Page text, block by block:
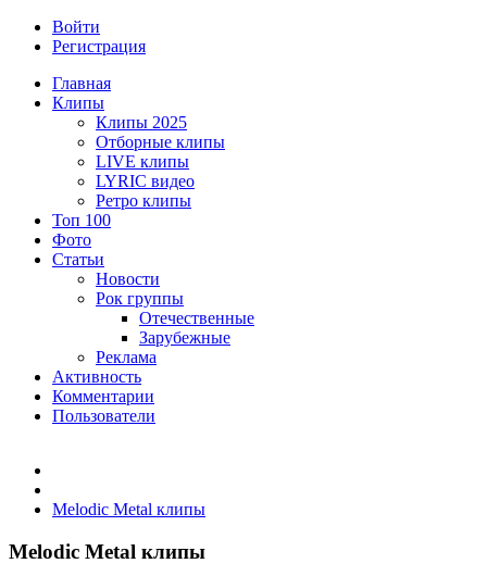
Войти
Регистрация
Главная
Клипы
Клипы 2025
Отборные клипы
LIVE клипы
LYRIC видео
Ретро клипы
Топ 100
Фото
Статьи
Новости
Рок группы
Отечественные
Зарубежные
Реклама
Активность
Комментарии
Пользователи
Melodic Metal клипы
Melodic Metal клипы